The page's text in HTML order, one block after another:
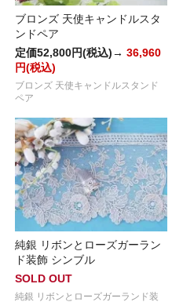
ブロンズ 天使キャンドルスタ
ンドペア
定価52,800円(税込)→ 36,960
円(税込)
ブロンズ 天使キャンドルスタンド
ペア
純銀 リボンとローズガーラン
ド装飾 シンブル
SOLD OUT
純銀 リボンとローズガーランド装